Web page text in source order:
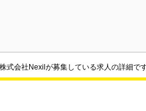
株式会社Nexilが募集している求人の詳細です